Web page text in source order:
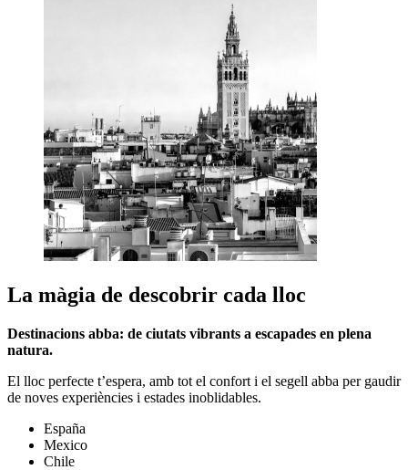
La màgia de descobrir cada lloc
Destinacions abba: de ciutats vibrants a escapades en plena
natura.
El lloc perfecte t’espera, amb tot el confort i el segell abba per gaudir
de noves experiències i estades inoblidables.
España
Mexico
Chile